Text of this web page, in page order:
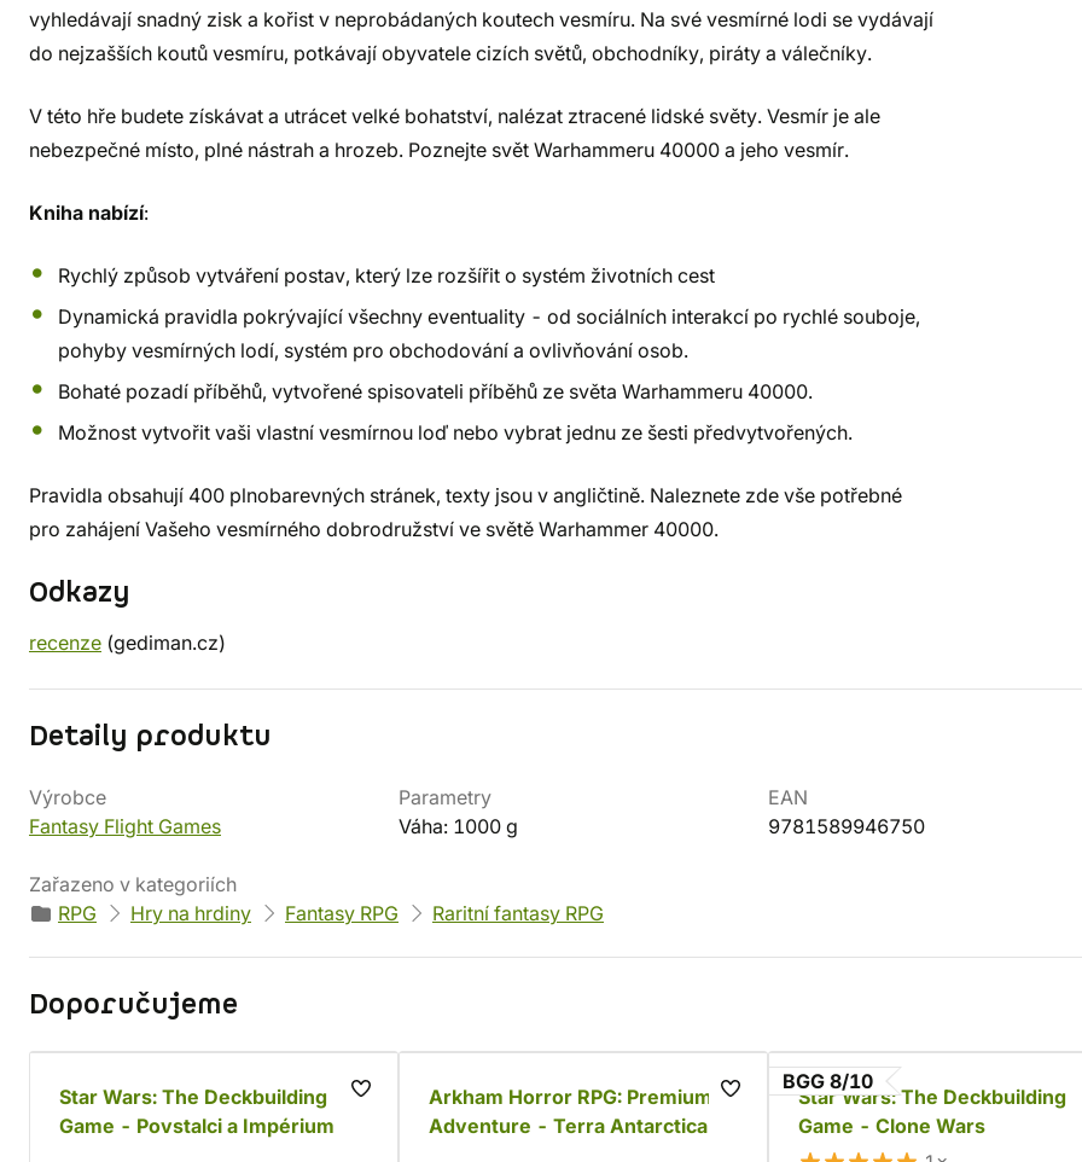
vyhledávají snadný zisk a kořist v neprobádaných koutech vesmíru. Na své vesmírné lodi se vydávají
do nejzašších koutů vesmíru, potkávají obyvatele cizích světů, obchodníky, piráty a válečníky.
V této hře budete získávat a utrácet velké bohatství, nalézat ztracené lidské světy. Vesmír je ale
nebezpečné místo, plné nástrah a hrozeb. Poznejte svět Warhammeru 40000 a jeho vesmír.
Kniha nabízí:
Rychlý způsob vytváření postav, který lze rozšířit o systém životních cest
Dynamická pravidla pokrývající všechny eventuality - od sociálních interakcí po rychlé souboje,
pohyby vesmírných lodí, systém pro obchodování a ovlivňování osob.
Bohaté pozadí příběhů, vytvořené spisovateli příběhů ze světa Warhammeru 40000.
Možnost vytvořit vaši vlastní vesmírnou loď nebo vybrat jednu ze šesti předvytvořených.
Pravidla obsahují 400 plnobarevných stránek, texty jsou v angličtině. Naleznete zde vše potřebné
pro zahájení Vašeho vesmírného dobrodružství ve světě Warhammer 40000.
Odkazy
recenze (gediman.cz)
Detaily produktu
Výrobce
Fantasy Flight Games
Parametry
Váha: 1000 g
EAN
9781589946750
Zařazeno v kategoriích
RPG
Hry na hrdiny Fantasy RPG Raritní fantasy RPG
Doporučujeme
Star Wars: The Deckbuilding
Game - Povstalci a Impérium
Arkham Horror RPG: Premium
Adventure - Terra Antarctica
BGG 8/10
Star Wars: The Deckbuilding
Game - Clone Wars